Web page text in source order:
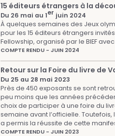
15 éditeurs étrangers à la
Du 26 mai au 1er juin 2024
À quelques semaines des Jeux
pour les 15 éditeurs étrangers
Fellowship, organisé par le BIEF
COMPTE RENDU - JUIN 2024
Retour sur la Foire du livre de
Du 25 au 28 mai 2023
Près de 450 exposants se sont
peu moins que les années
choix de participer à une foire du
semaine avant l’officielle.
a permis la réussite de cette
COMPTE RENDU - JUIN 2023